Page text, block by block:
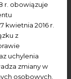
r. obowiązuje
kwietnia 2016 r.
z
uchylenia
zmiany w
osobowych.
oraz
Jana.
z alternatywną
ASP
dwa